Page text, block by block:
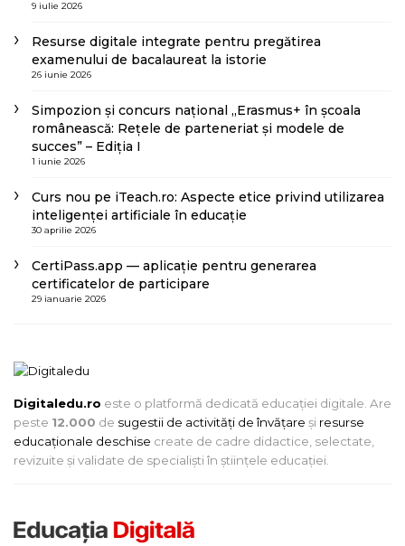
9 iulie 2026
Resurse digitale integrate pentru pregătirea
examenului de bacalaureat la istorie
26 iunie 2026
Simpozion și concurs național „Erasmus+ în școala
românească: Rețele de parteneriat și modele de
succes” – Ediția I
1 iunie 2026
Curs nou pe iTeach.ro: Aspecte etice privind utilizarea
inteligenței artificiale în educație
30 aprilie 2026
CertiPass.app — aplicație pentru generarea
certificatelor de participare
29 ianuarie 2026
Digitaledu.ro este o platformă dedicată educației digitale. Are
peste 12.000 de sugestii de activități de învățare și resurse
educaționale deschise create de cadre didactice, selectate,
revizuite și validate de specialiști în științele educației.